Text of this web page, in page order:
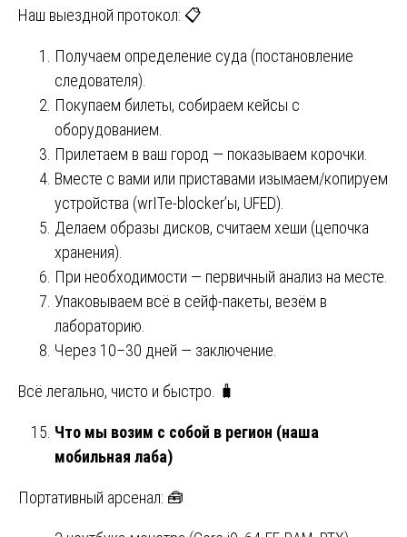
Наш выездной протокол: 📋
Получаем определение суда (постановление
следователя).
Покупаем билеты, собираем кейсы с
оборудованием.
Прилетаем в ваш город — показываем корочки.
Вместе с вами или приставами изымаем/копируем
устройства (wrITe-blocker’ы, UFED).
Делаем образы дисков, считаем хеши (цепочка
хранения).
При необходимости — первичный анализ на месте.
Упаковываем всё в сейф-пакеты, везём в
лабораторию.
Через 10–30 дней — заключение.
Всё легально, чисто и быстро. 🧳
Что мы возим с собой в регион (наша
мобильная лаба)
Портативный арсенал: 🧰